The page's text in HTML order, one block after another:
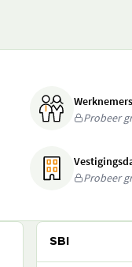
Probeer
Probeer
SBI